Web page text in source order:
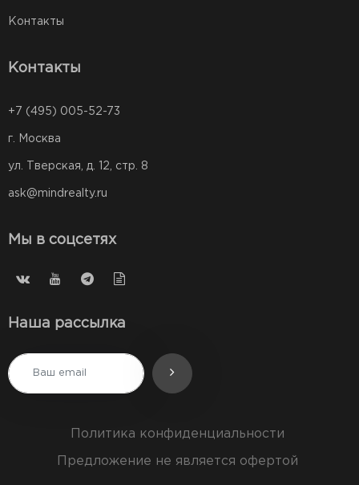
Контакты
Контакты
+7 (495) 005-52-73
г. Москва
ул. Тверская, д. 12, стр. 8
ask@mindrealty.ru
Мы в соцсетях
Наша рассылка
Политика конфиденциальности
Предложение не является офертой